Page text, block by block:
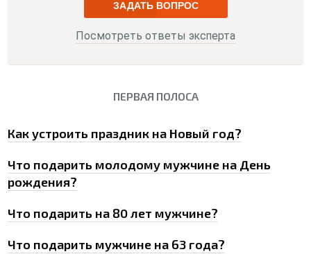
ЗАДАТЬ ВОПРОС
Посмотреть ответы эксперта
ПЕРВАЯ ПОЛОСА
Как устроить праздник на Новый год?
Что подарить молодому мужчине на День
рождения?
Что подарить на 80 лет мужчине?
Что подарить мужчине на 63 года?